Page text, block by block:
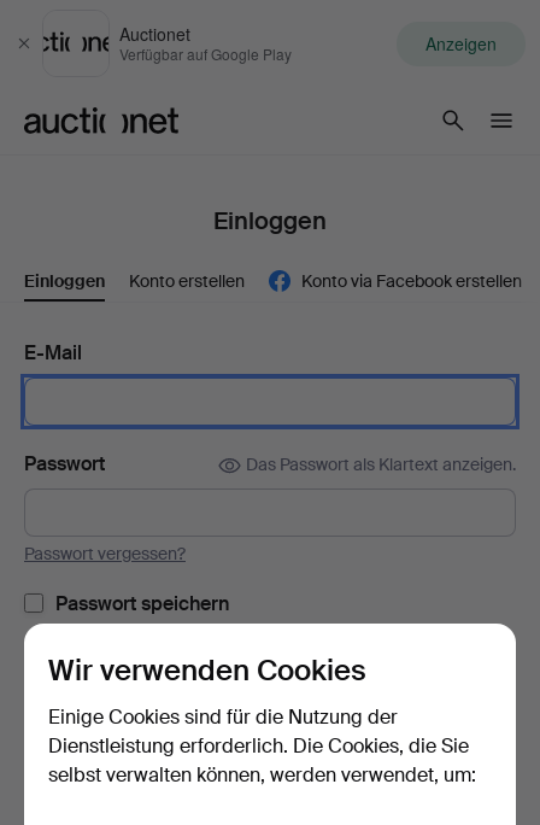
Schließen
Auctionet
Verfügbar auf Google Play Anzeigen
Einloggen
Einloggen Konto erstellen Konto via Facebook erstellen
E-Mail
Passwort Das Passwort als Klartext anzeigen.
Passwort vergessen?
Passwort speichern
Einloggen
oder hier via Facebook einloggen
Wir verwenden Cookies
Einige Cookies sind für die Nutzung der
Dienstleistung erforderlich. Die Cookies, die Sie
selbst verwalten können, werden verwendet, um: